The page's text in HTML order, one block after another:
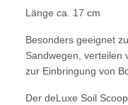
Länge ca. 17 cm
Besonders geeignet
Sandwegen, verteilen
zur Einbringung von
Der deLuxe Soil